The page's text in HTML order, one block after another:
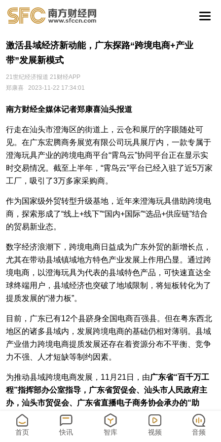
激活县域经济新动能，广东探路“跨境电商+产业
带”发展新模式
21世纪经济报道 21财经APP
郑康喜
2023-11-22 17:34:01
南方财经全媒体记者郑康喜汕头报道
行走在汕头市澄海区的街道上，云仓和展厅的字眼随处可
见。在广东宏腾商务展览有限公司玩具展厅内，一款专属于
澄海玩具产业的跨境电商平台“霄鸟云”协同平台正在显示实
时交易情况。截至上半年，“霄鸟云”平台已经入驻了近5万家
工厂，吸引了3万多家采购商。
作为国家级外贸转型升级基地，近年来澄海玩具借助跨境电
商，探索形成了“线上+线下”“国内+国际”“选品+供应链”结合
的贸易新业态。
数字经济浪潮下，跨境电商日益成为广东外贸的新增长点，
尤其在带动县域镇域地方特色产业发展上作用凸显。通过跨
境电商，以澄海玩具为代表的县域特色产品，可快速直达全
球终端用户，县域经济也突破了地域限制，将短板转化为了
提质发展的“潜力板”。
目前，广东已有12个县跻身全国电商百强县。但在粤东西北
地区的诸多县域内，发展跨境电商的基础仍相对薄弱。县域
产业借力跨境电商提质发展还存在着资源分布不平衡、竞争
力不强、人才短缺等制约因素。
为推动县域跨境电商发展，11月21日，由广东省“百千万工
程”指挥部办公室指导，广东省贸促会、汕头市人民政府主
办，汕头市贸促会、广东省直播电子商务协会承办的“助
力‘百千万工程’ 跨境电商百县行”
活动启动仪式在汕头举办。
南方财经全媒体记者在现场了解到，该活动将以跨境电商为
首页 快讯 智库 视频 音频